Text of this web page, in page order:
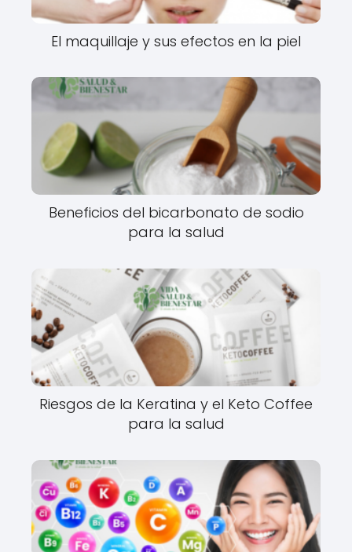
El maquillaje y sus efectos en la piel
Beneficios del bicarbonato de sodio
para la salud
Riesgos de la Keratina y el Keto Coffee
para la salud